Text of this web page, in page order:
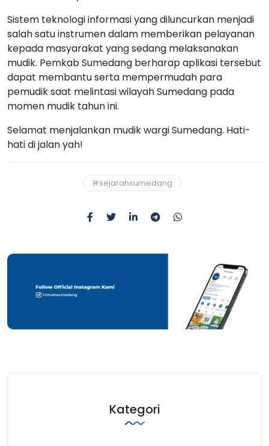
Sistem teknologi informasi yang diluncurkan menjadi
salah satu instrumen dalam memberikan pelayanan
kepada masyarakat yang sedang melaksanakan
mudik. Pemkab Sumedang berharap aplikasi tersebut
dapat membantu serta mempermudah para
pemudik saat melintasi wilayah Sumedang pada
momen mudik tahun ini.
Selamat menjalankan mudik wargi Sumedang. Hati-
hati di jalan yah!
#sejarahsumedang
Kategori